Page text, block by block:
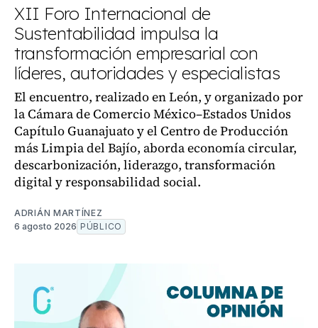
XII Foro Internacional de
Sustentabilidad impulsa la
transformación empresarial con
líderes, autoridades y especialistas
El encuentro, realizado en León, y organizado por
la Cámara de Comercio México–Estados Unidos
Capítulo Guanajuato y el Centro de Producción
más Limpia del Bajío, aborda economía circular,
descarbonización, liderazgo, transformación
digital y responsabilidad social.
ADRIÁN MARTÍNEZ
6 agosto 2026 PÚBLICO